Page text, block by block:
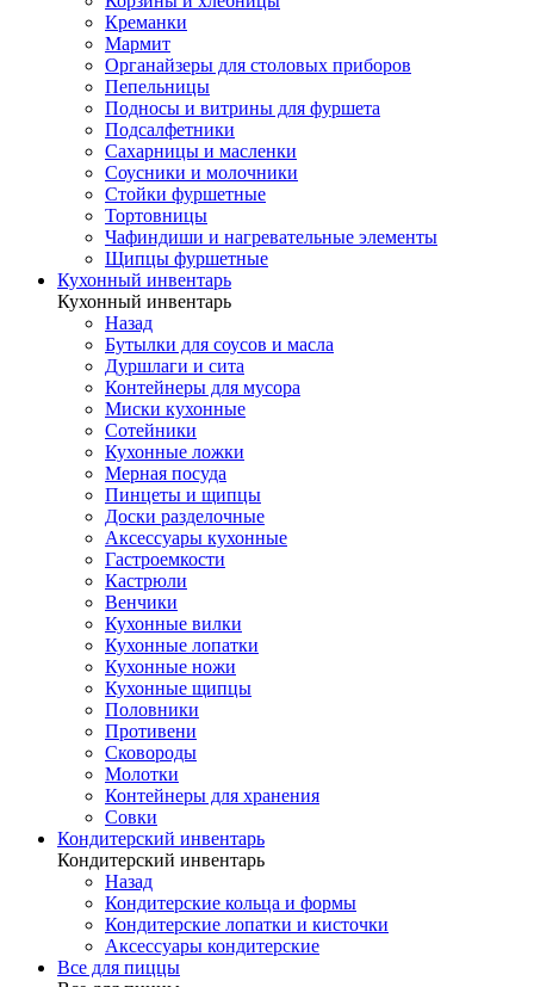
Креманки
Мармит
Органайзеры для столовых приборов
Пепельницы
Подносы и витрины для фуршета
Подсалфетники
Сахарницы и масленки
Соусники и молочники
Стойки фуршетные
Тортовницы
Чафиндиши и нагревательные элементы
Щипцы фуршетные
Кухонный инвентарь
Кухонный инвентарь
Назад
Бутылки для соусов и масла
Дуршлаги и сита
Контейнеры для мусора
Миски кухонные
Сотейники
Кухонные ложки
Мерная посуда
Пинцеты и щипцы
Доски разделочные
Аксессуары кухонные
Гастроемкости
Кастрюли
Венчики
Кухонные вилки
Кухонные лопатки
Кухонные ножи
Кухонные щипцы
Половники
Противени
Сковороды
Молотки
Контейнеры для хранения
Совки
Кондитерский инвентарь
Кондитерский инвентарь
Назад
Кондитерские кольца и формы
Кондитерские лопатки и кисточки
Аксессуары кондитерские
Все для пиццы